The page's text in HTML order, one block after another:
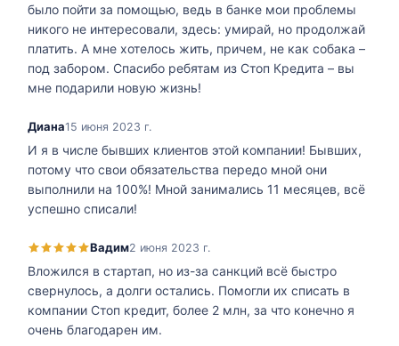
было пойти за помощью, ведь в банке мои проблемы
никого не интересовали, здесь: умирай, но продолжай
платить. А мне хотелось жить, причем, не как собака –
под забором. Спасибо ребятам из Стоп Кредита – вы
мне подарили новую жизнь!
Диана15 июня 2023 г.
И я в числе бывших клиентов этой компании! Бывших,
потому что свои обязательства передо мной они
выполнили на 100%! Мной занимались 11 месяцев, всё
успешно списали!
Вадим2 июня 2023 г.
Вложился в стартап, но из-за санкций всё быстро
свернулось, а долги остались. Помогли их списать в
компании Стоп кредит, более 2 млн, за что конечно я
очень благодарен им.